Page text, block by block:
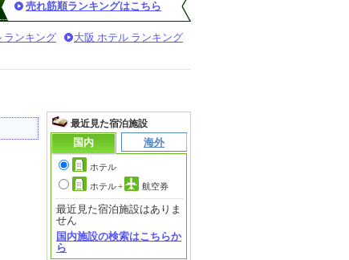
売れ筋順ランキングはこちら
ランキング 大阪 ホテル ランキング
最近見た宿泊施設
国内
海外
ホテル
ホテル+ 航空券
最近見た宿泊施設はありま
せん
国内施設の検索はこちらか
ら